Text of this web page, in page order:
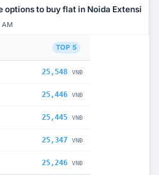
options to buy flat in Noida Extension?
AM
TOP 5
25,548 VNĐ
25,446 VNĐ
25,445 VNĐ
25,347 VNĐ
25,246 VNĐ